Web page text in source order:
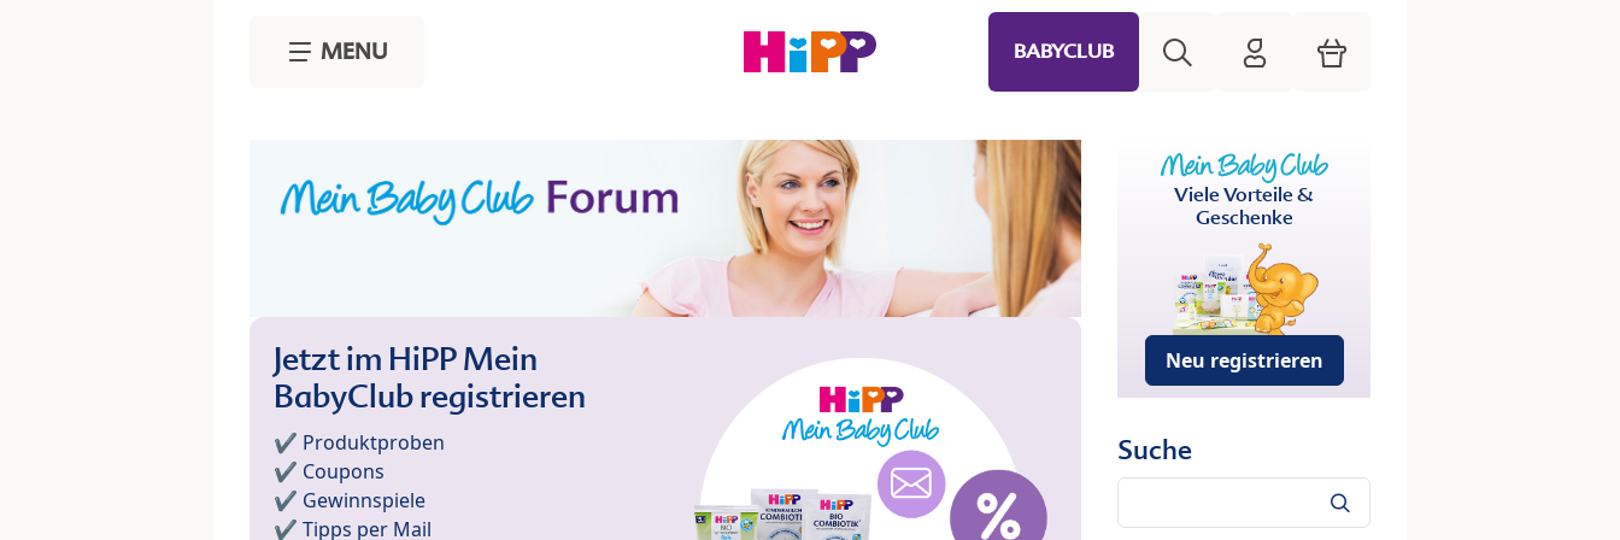
MENU BABYCLUB HiPP Mein Babyclub
Warenkorb
Jetzt im HiPP Mein
BabyClub registrieren
✔️ Produktproben
✔️ Coupons
✔️ Gewinnspiele
✔️ Tipps per Mail
Viele Vorteile &
Geschenke
Neu registrieren
Suche